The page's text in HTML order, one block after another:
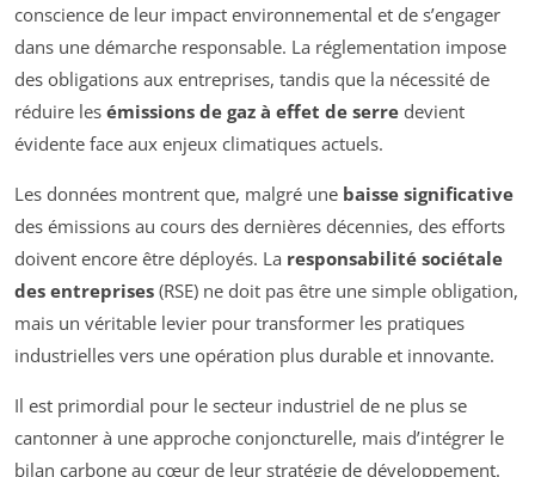
conscience de leur impact environnemental et de s’engager
dans une démarche responsable. La réglementation impose
des obligations aux entreprises, tandis que la nécessité de
réduire les émissions de gaz à effet de serre devient
évidente face aux enjeux climatiques actuels.
Les données montrent que, malgré une baisse significative
des émissions au cours des dernières décennies, des efforts
doivent encore être déployés. La responsabilité sociétale
des entreprises (RSE) ne doit pas être une simple obligation,
mais un véritable levier pour transformer les pratiques
industrielles vers une opération plus durable et innovante.
Il est primordial pour le secteur industriel de ne plus se
cantonner à une approche conjoncturelle, mais d’intégrer le
bilan carbone au cœur de leur stratégie de développement.